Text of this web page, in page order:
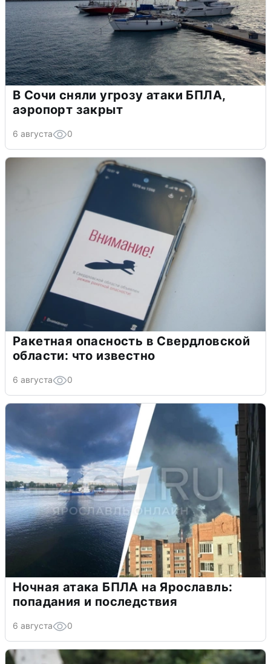
В Сочи сняли угрозу атаки БПЛА,
аэропорт закрыт
6 августа 0
Ракетная опасность в Свердловской
области: что известно
6 августа 0
Ночная атака БПЛА на Ярославль:
попадания и последствия
6 августа 0